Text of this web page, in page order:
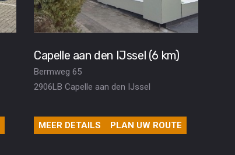
Capelle aan den IJssel (6 km)
Bermweg 65
2906LB Capelle aan den IJssel
MEER DETAILS PLAN UW ROUTE